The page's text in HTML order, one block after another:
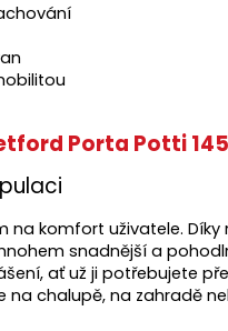
Porta Potti 145
na komfort uživatele. Díky
snadnější a
ať už ji potřebujete
na chalupě, na zahradě